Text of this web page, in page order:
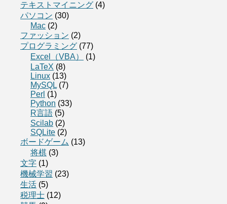
テキストマイニング (4)
パソコン (30)
Mac (2)
ファッション (2)
プログラミング (77)
Excel（VBA）
(1)
LaTeX (8)
Linux (13)
MySQL (7)
Perl (1)
Python (33)
R言語 (5)
Scilab (2)
SQLite (2)
ボードゲーム (13)
将棋 (3)
文字 (1)
機械学習 (23)
生活 (5)
税理士 (12)